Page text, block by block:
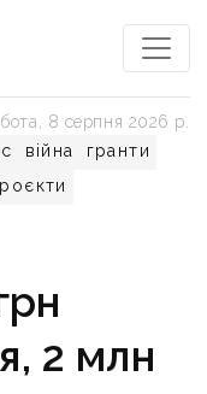
війна
гранти
8 серпня 2026 р.
2 млн